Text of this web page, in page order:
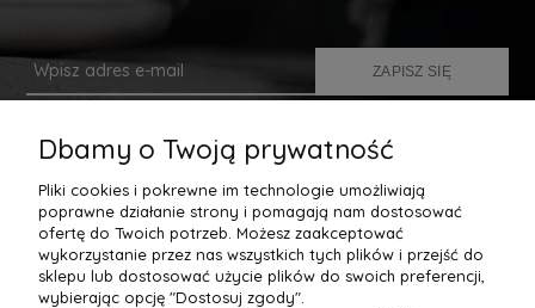
ZAPISZ SIĘ
Dbamy o Twoją prywatność
Pliki cookies i pokrewne im technologie umożliwiają
poprawne działanie strony i pomagają nam dostosować
ofertę do Twoich potrzeb. Możesz zaakceptować
wykorzystanie przez nas wszystkich tych plików i przejść do
sklepu lub dostosować użycie plików do swoich preferencji,
wybierając opcję "Dostosuj zgody".